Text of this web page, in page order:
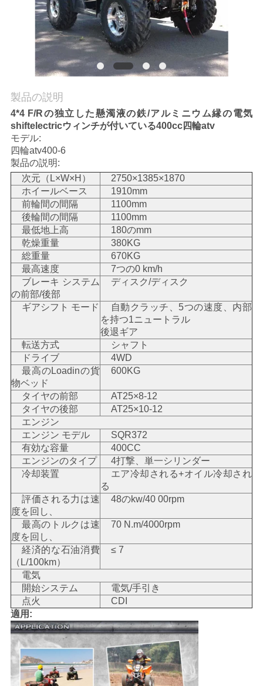
し
な
さ
い
引
用
を
要
し
な
さ
い
地
図
プ
ラ
イ
バ
シ
ー
ポ
リ
製品の説明
4*4 F/Rの独立した懸濁液の鉄/アルミニウム縁の電気
shiftelectricウィンチが付いている400cc四輪atv
モデル:
四輪atv400-6
製品の説明:
次元（L×W×H）
2750×1385×1870
ホイールベース
1910mm
前輪間の間隔
1100mm
後輪間の間隔
1100mm
最低地上高
180のmm
乾燥重量
380KG
総重量
670KG
最高速度
7つの0 km/h
ブレーキ システム
の前部/後部
ディスク/ディスク
ギアシフト モード
自動クラッチ、5つの速度、内部
を持つ1ニュートラル
後退ギア
転送方式
シャフト
ドライブ
4WD
最高のLoadinの貨
物ベッド
600KG
タイヤの前部
AT25×8-12
タイヤの後部
AT25×10-12
エンジン
エンジン モデル
SQR372
有効な容量
400CC
エンジンのタイプ
4打撃、単一シリンダー
冷却装置
エア冷却される+オイル冷却され
る
評価される力は速
度を回し、
48のkw/40 00rpm
最高のトルクは速
度を回し、
70 N.m/4000rpm
経済的な石油消費
（L/100km）
≤ 7
電気
開始システム
電気/手引き
点火
CDI
適用: